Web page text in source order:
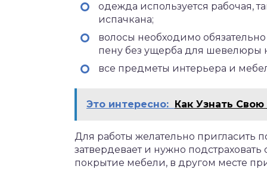
одежда используется рабочая,
испачкана;
волосы необходимо
пену без ущерба для шевелюры
все предметы интерьера и
Это интересно: Как Узнать
Для работы желательно пригласить
затвердевает и нужно
покрытие мебели, в другом месте